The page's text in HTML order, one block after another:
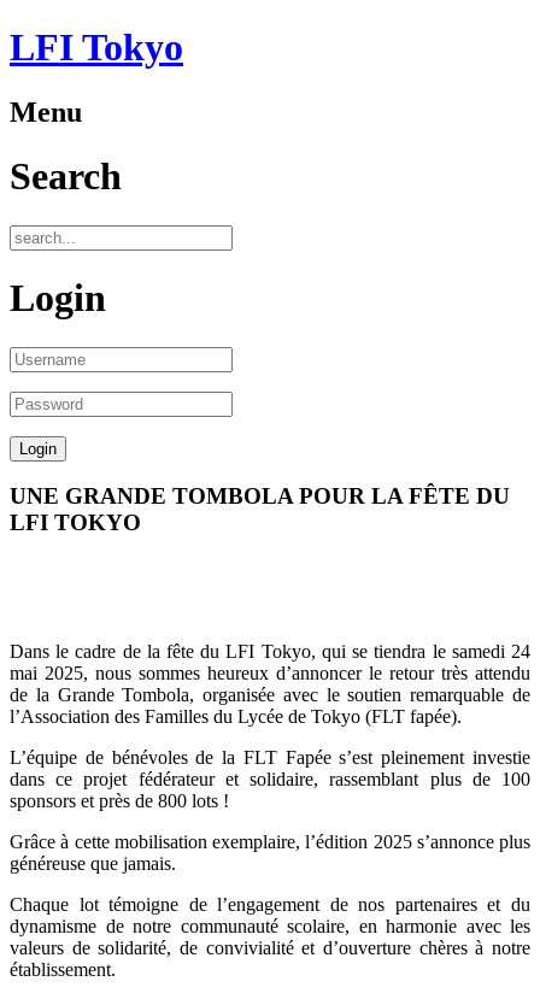
LFI Tokyo
Menu
Search
Login
UNE GRANDE TOMBOLA POUR LA FÊTE DU
LFI TOKYO
Dans le cadre de la fête du LFI Tokyo, qui se tiendra le samedi 24
mai 2025, nous sommes heureux d’annoncer le retour très attendu
de la Grande Tombola, organisée avec le soutien remarquable de
l’Association des Familles du Lycée de Tokyo (FLT fapée).
L’équipe de bénévoles de la FLT Fapée s’est pleinement investie
dans ce projet fédérateur et solidaire, rassemblant plus de 100
sponsors et près de 800 lots !
Grâce à cette mobilisation exemplaire, l’édition 2025 s’annonce plus
généreuse que jamais.
Chaque lot témoigne de l’engagement de nos partenaires et du
dynamisme de notre communauté scolaire, en harmonie avec les
valeurs de solidarité, de convivialité et d’ouverture chères à notre
établissement.